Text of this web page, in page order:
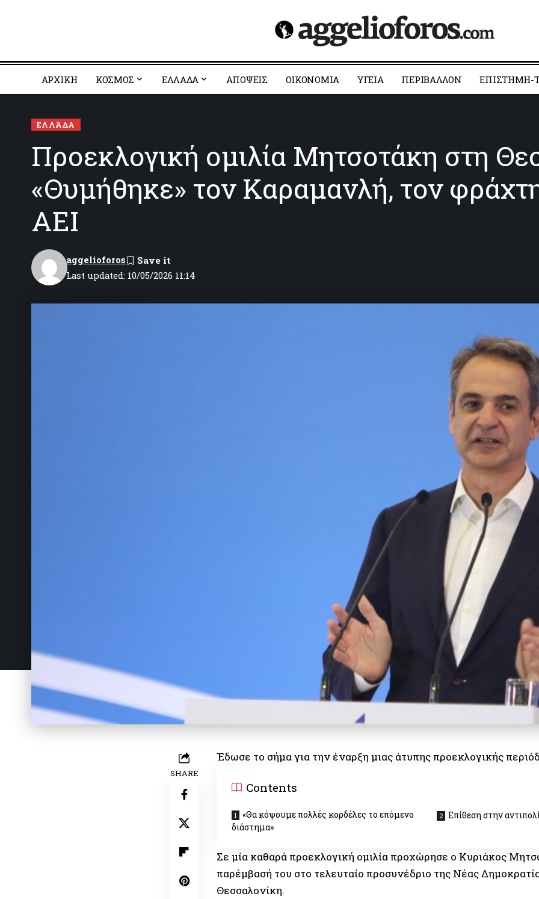
ΑΡΧΙΚΗ ΚΟΣΜΟΣ EΛΛΑΔΑ ΑΠΟΨΕΙΣ ΟΙΚΟΝΟΜΙΑ YΓΕΙΑ ΠΕΡΙΒΑΛΛΟΝ ΕΠΙΣΤΗΜΗ-
ΕΛΛΆΔΑ
Προεκλογική ομιλία Μητσοτάκη στη
«Θυμήθηκε» τον Καραμανλή, τον
ΑΕΙ
Last updated: 10/05/2026 11:14
aggelioforos
SHARE
Έδωσε το σήμα για την έναρξη μιας άτυπης προεκλογικής
Contents
«Θα κόψουμε πολλές κορδέλες το επόμενο
διάστημα»
Επίθεση στην
Σε μία καθαρά προεκλογική ομιλία προχώρησε ο Κυριάκος
παρέμβασή του στο τελευταίο προσυνέδριο της Νέας
Θεσσαλονίκη.